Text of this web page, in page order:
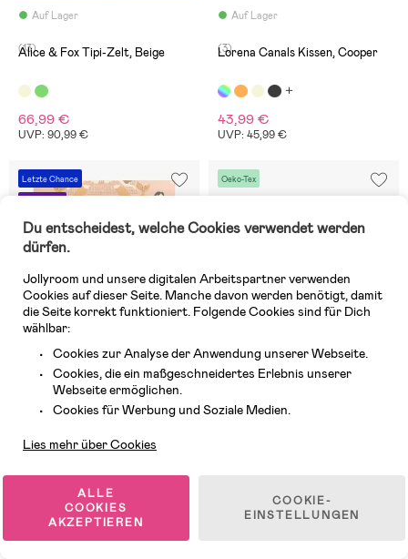
Auf Lager
(13)
Alice & Fox Tipi-Zelt, Beige
66,99 €
UVP: 90,99 €
Auf Lager
(3)
Lorena Canals Kissen, Cooper
43,99 €
UVP: 45,99 €
Letzte Chance Oeko-Tex
Du entscheidest, welche Cookies verwendet werden
dürfen.
Jollyroom und unsere digitalen Arbeitspartner verwenden
Cookies auf dieser Seite. Manche davon werden benötigt, damit
die Seite korrekt funktioniert. Folgende Cookies sind für Dich
wählbar:
Cookies zur Analyse der Anwendung unserer Webseite.
Cookies, die ein maßgeschneidertes Erlebnis unserer
Webseite ermöglichen.
Cookies für Werbung und Soziale Medien.
Lies mehr über Cookies
ALLE
COOKIES
AKZEPTIEREN
COOKIE-
EINSTELLUNGEN